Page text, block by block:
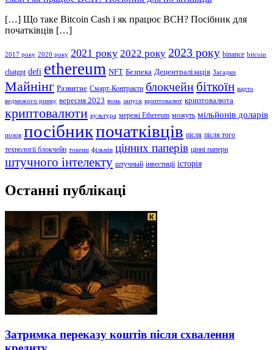
[…] Що таке Bitcoin Cash і як працює BCH? Посібник для
початківців […]
2017 року 2020 року 2021 року 2022 року 2023 року binance bitcoin
chatgpt defi ethereum NFT Безпека Децентралізація Загадки
Майнінг Развитие Смарт-Контракти блокчейн біткоїн варто
ведмежого ринку вересня 2023 вонь запуск криптовалют криптовалюта
криптовалюти культура мережі Ethereum можуть мільйонів доларів
позов посібникпочатківців після після того
технології блокчейн токени фільмів цінних паперів цінні папери
штучного інтелекту штучный інвестиції історія
Останні публікаці
Затримка переказу коштів після схвалення